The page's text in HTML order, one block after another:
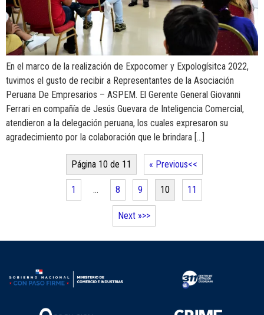
En el marco de la realización de Expocomer y Expologísitca 2022,
tuvimos el gusto de recibir a Representantes de la Asociación
Peruana De Empresarios – ASPEM. El Gerente General Giovanni
Ferrari en compañía de Jesús Guevara de Inteligencia Comercial,
atendieron a la delegación peruana, los cuales expresaron su
agradecimiento por la colaboración que le brindara […]
Página 10 de 11 « Previous
1 … 8 9 10 11
Next »